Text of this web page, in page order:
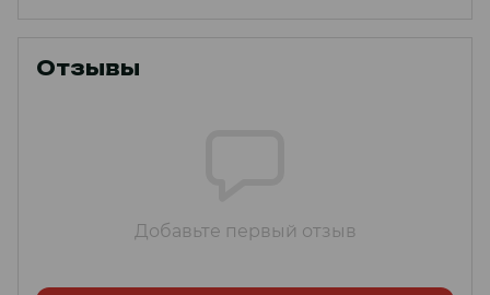
Отзывы
Добавьте первый отзыв